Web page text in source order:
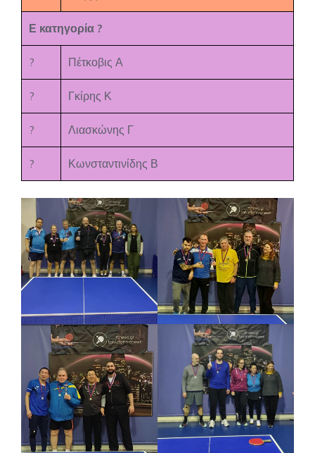
Ε κατηγορία ?
? Πέτκοβις Α
? Γκίρης Κ
? Λιασκώνης Γ
? Κωνσταντινίδης Β